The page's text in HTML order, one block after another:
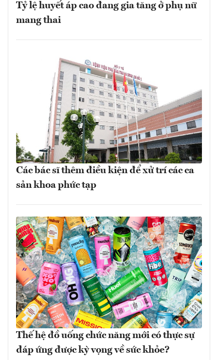
Tỷ lệ huyết áp cao đang gia tăng ở phụ nữ
mang thai
Các bác sĩ thêm điều kiện để xử trí các ca
sản khoa phức tạp
Thế hệ đồ uống chức năng mới có thực sự
đáp ứng được kỳ vọng về sức khỏe?